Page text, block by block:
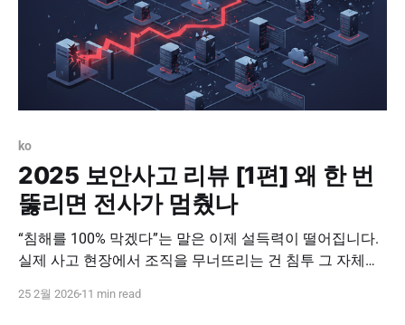
ko
2025 보안사고 리뷰 [1편] 왜 한 번
뚫리면 전사가 멈췄나
“침해를 100% 막겠다”는 말은 이제 설득력이 떨어집니다.
실제 사고 현장에서 조직을 무너뜨리는 건 침투 그 자체가
그리고 실행(복호화·조회·유출) 이기 때문입니다. 2025년
25 2월 2026 11 min read